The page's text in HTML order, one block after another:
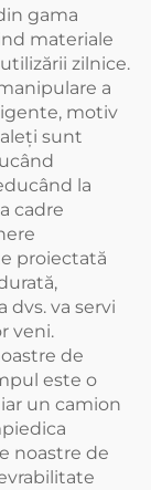
gama
materiale
zilnice.
a
motiv
sunt
la
cadre
proiectată
va servi
veni.
de
este o
un camion
noastre de